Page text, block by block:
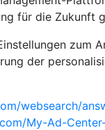
für die Zukunft
zum
der
websearch/
My-Ad-